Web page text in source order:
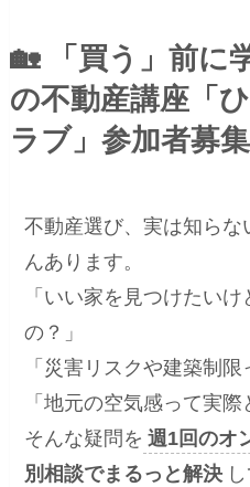
🏡
「買う」前に
の不動産講座「
ラブ」参加者募集
不動産選び、実は知らな
んあります。
「いい家を見つけたい
の？」
「災害リスクや建築制
「地元の空気感って実際
そんな疑問を 週1回のオ
別相談でまるっと解決